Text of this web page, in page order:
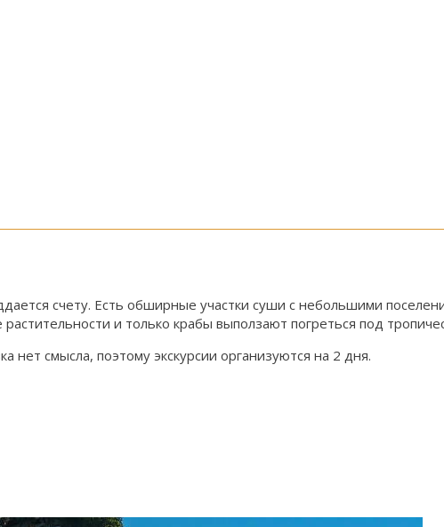
счету. Есть обширные участки суши с небольшими
и только крабы выползают погреться под
нет смысла, поэтому экскурсии организуются на 2 дня.